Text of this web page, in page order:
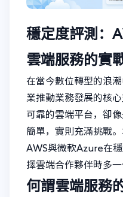
穩定度評測：
雲端服務的實
在當今數位轉型的浪
業推動業務發展的核
可靠的雲端平台，卻
簡單，實則充滿挑戰
AWS與微軟Azure在
擇雲端合作夥伴時多一
何謂雲端服務